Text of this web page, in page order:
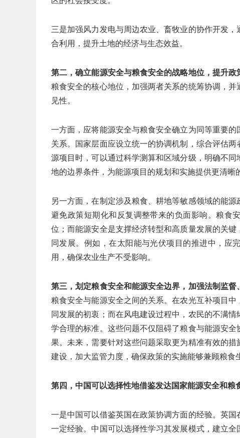
三是加强风力发电与周边农业、畜牧业的协作开发
合利用，提升土地的经济与生态效益。
第二，确立能源安全与粮食安全的战略地位，提升政
粮食安全的核心地位，加强两者关系的统筹协调，
见性。
一方面，应将能源安全与粮食安全确立为同等重要
关系。国家层面应设立统一的协调机制，综合评估
源项目时，可以通过科学测算和区域分级，明确不
地的边界条件，为能源项目的规划和实施提供更清晰
另一方面，在制定涉及粮食、耕地等敏感领域的能
避免政策短期化和反复调整带来的负面影响。粮食
位；而能源安全是支撑经济转型和高质量发展的关
同发展。例如，在太阳能与光伏项目的推进中，应
用，确保农业生产不受影响。
第三，划定粮食安全和能源安全边界，加强法制监督
粮食安全与能源安全之间的关系。在农光互补项目
同发展的初衷；而在风电建设过程中，农民的不满
学合理的标准。这些问题不仅阻碍了粮食与能源安
果。未来，需要针对这些问题采取更为精准有效的
建设，加大监管力度，确保政策的实施能够兼顾粮食
第四，中国可以选择性地借鉴发达国家能源安全和粮
一是中国可以借鉴英国在政策协调方面的经验。英
一定经验。中国可以选择性学习其发展模式，建立